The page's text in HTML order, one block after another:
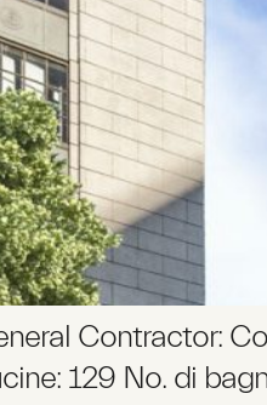
Contractor:
129 No. di